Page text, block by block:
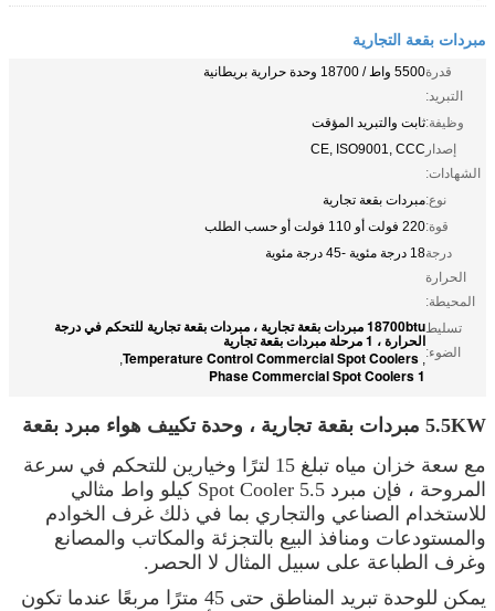
مبردات بقعة التجارية
قدرة
التبريد:
5500 واط / 18700 وحدة حرارية بريطانية
وظيفة:ثابت والتبريد المؤقت
إصدار
الشهادات:
CE, ISO9001, CCC
نوع:مبردات بقعة تجارية
قوة:220 فولت أو 110 فولت أو حسب الطلب
درجة
الحرارة
المحيطة:
18 درجة مئوية -45 درجة مئوية
تسليط
الضوء:
18700btu مبردات بقعة تجارية ، مبردات بقعة تجارية للتحكم في درجة
الحرارة ، 1 مرحلة مبردات بقعة تجارية
,
Temperature Control Commercial Spot Coolers
,
1 Phase Commercial Spot Coolers
5.5KW مبردات بقعة تجارية ، وحدة تكييف هواء مبرد بقعة
مع سعة خزان مياه تبلغ 15 لترًا وخيارين للتحكم في سرعة
المروحة ، فإن مبرد Spot Cooler 5.5 كيلو واط مثالي
للاستخدام الصناعي والتجاري بما في ذلك غرف الخوادم
والمستودعات ومنافذ البيع بالتجزئة والمكاتب والمصانع
وغرف الطباعة على سبيل المثال لا الحصر.
يمكن للوحدة تبريد المناطق حتى 45 مترًا مربعًا عندما تكون